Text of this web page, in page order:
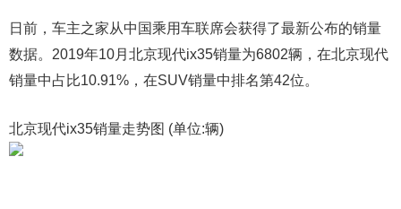
日前，车主之家从中国乘用车联席会获得了最新公布的销量
数据。2019年10月北京现代ix35销量为6802辆，在北京现代
销量中占比10.91%，在SUV销量中排名第42位。
北京现代ix35销量走势图 (单位:辆)